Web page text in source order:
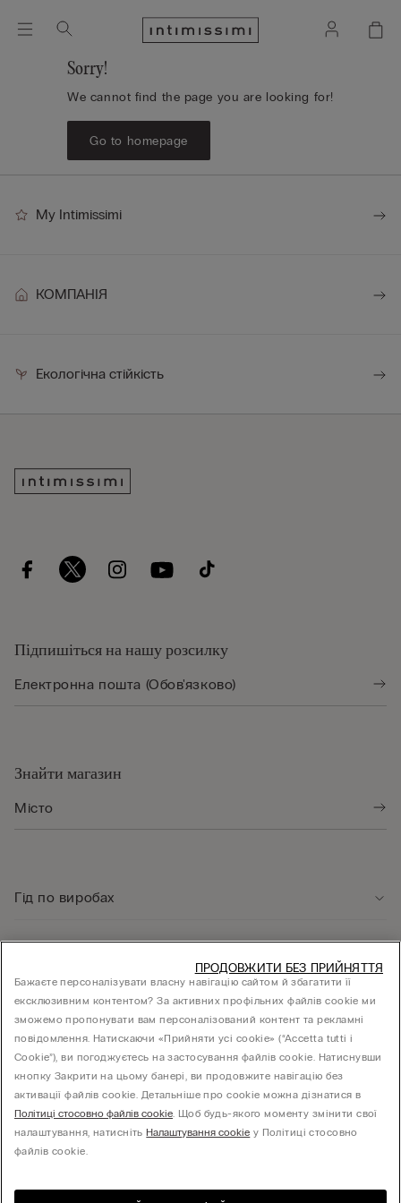
Sorry!
We cannot find the page you are looking for!
Go to homepage
My Intimissimi
КОМПАНІЯ
Екологічна стійкість
Підпишіться на нашу розсилку
Знайти магазин
Гід по виробах
Юридична інформація
КОМПАНІЯ
Товариство з обмеженою відповідальністю "МНС ІНВЕСТМЕНТ" - 01014, місто Київ,
Бажаєте персоналізувати власну навігацію сайтом й збагатити її
ексклюзивним контентом? За активних профільних файлів cookie ми
зможемо пропонувати вам персоналізований контент та рекламні
повідомлення. Натискаючи «Прийняти усі cookie» (“Accetta tutti i
Cookie”), ви погоджуєтесь на застосування файлів cookie. Натиснувши
кнопку Закрити на цьому банері, ви продовжите навігацію без
активації файлів cookie. Детальніше про cookie можна дізнатися в
Політиці стосовно файлів cookie. Щоб будь-якого моменту змінити свої
налаштування, натиснітьНалаштування cookie у Політиці стосовно
файлів cookie.
ПРОДОВЖИТИ БЕЗ ПРИЙНЯТТЯ